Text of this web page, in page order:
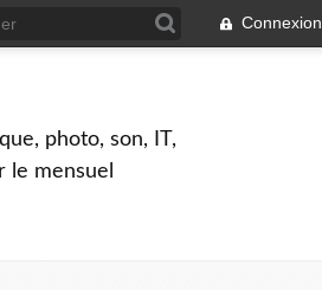
Connexion
photo, son, IT,
le mensuel